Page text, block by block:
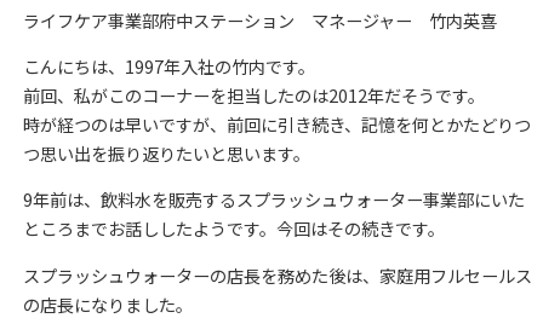
ライフケア事業部府中ステーション マネージャー 竹内英喜
こんにちは、1997年入社の竹内です。
前回、私がこのコーナーを担当したのは2012年だそうです。
時が経つのは早いですが、前回に引き続き、記憶を何とかたどりつ
つ思い出を振り返りたいと思います。
9年前は、飲料水を販売するスプラッシュウォーター事業部にいた
ところまでお話ししたようです。今回はその続きです。
スプラッシュウォーターの店長を務めた後は、家庭用フルセールス
の店長になりました。